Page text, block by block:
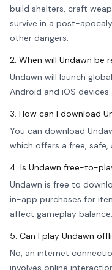
build shelters, craft
survive in a post-
other dangers.
2. When will Undawn be
Undawn will launch
Android and iOS devices.
3. How can I download
You can download
which offers a free,
4. Is Undawn free-to-
Undawn is free to
in-app purchases for
affect gameplay balance.
5. Can I play Undawn
No, an internet
involves online